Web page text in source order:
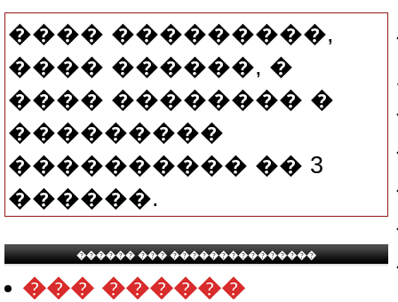
���� ���������,
���� ������, �
���� �������� �
���������
���������� �� 3
������.
������ ��� ���������������
��� ������